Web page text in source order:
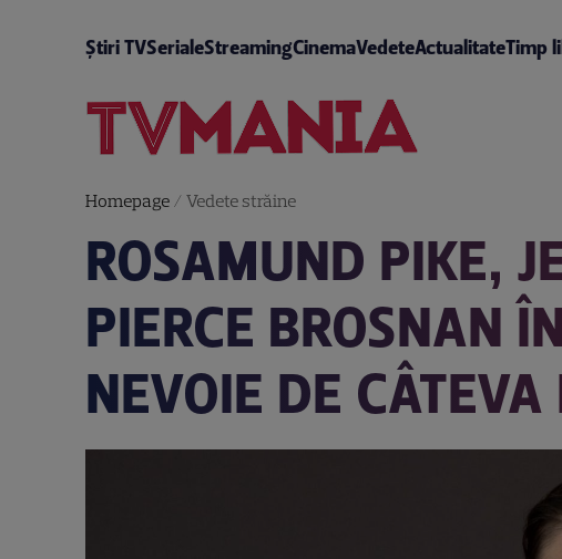
Știri TVSerialeStreamingCinemaVedeteActualitateTimp
Homepage/ Vedete străine
ROSAMUND PIKE,
PIERCE BROSNAN
NEVOIE DE